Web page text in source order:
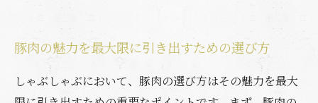
豚肉の魅力を最大限に引き出すための選び方
しゃぶしゃぶにおいて、豚肉の選び方はその魅力を最大